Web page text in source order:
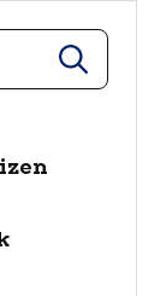
zoeken